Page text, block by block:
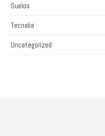
Suelos
Tecnalia
Uncategorized